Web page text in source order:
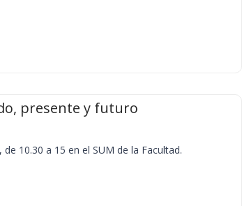
presente y futuro
10.30 a 15 en el SUM de la Facultad.